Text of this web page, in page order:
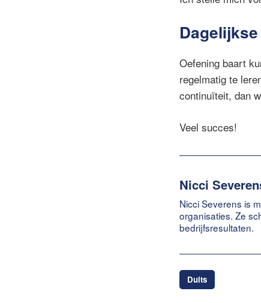
Oefening baart
regelmatig te
continuïteit, dan
Veel succes!
Nicci
Nicci Severens is
organisaties. Ze
bedrijfsresultaten.
Duits